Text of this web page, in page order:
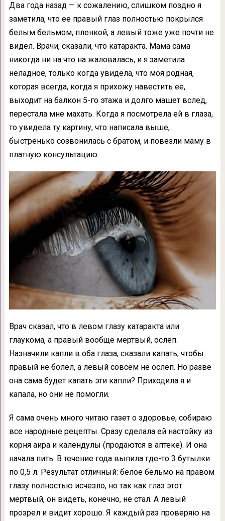
Два года назад — к сожалению, слишком поздно я
заметила, что ее правый глаз полностью покрылся
белым бельмом, пленкой, а левый тоже уже почти не
видел. Врачи, сказали, что катаракта. Мама сама
никогда ни на что на жаловалась, и я заметила
неладное, только когда увидела, что моя родная,
которая всегда, когда я прихожу навестить ее,
выходит на балкон 5-го этажа и долго машет вслед,
перестала мне махать. Когда я посмотрела ей в глаза,
то увидела ту картину, что написала выше,
быстренько созвонилась с братом, и повезли маму в
платную консультацию.
Врач сказал, что в левом глазу катаракта или
глаукома, а правый вообще мертвый, ослеп.
Назначили капли в оба глаза, сказали капать, чтобы
правый не болел, а левый совсем не ослеп. Но разве
она сама будет капать эти капли? Приходила я и
капала, но они не помогли.
Я сама очень много читаю газет о здоровье, собираю
все народные рецепты. Сразу сделала ей настойку из
корня аира и календулы (продаются в аптеке). И она
начала пить. В течение года выпила где-то 3 бутылки
по 0,5 л. Результат отличный: белое бельмо на правом
глазу полностью исчезло, но так как глаз этот
мертвый, он видеть, конечно, не стал. А левый
прозрел и видит хорошо. Я каждый раз проверяю на